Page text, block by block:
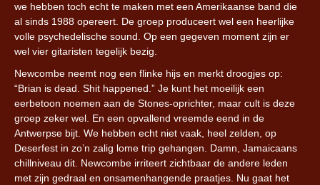
we hebben toch echt te maken met een Amerikaanse band die
al sinds 1988 opereert. De groep produceert wel een heerlijke
volle psychedelische sound. Op een gegeven moment zijn er
wel vier gitaristen tegelijk bezig.
Newcombe neemt nog een flinke hijs en merkt droogjes op:
“Brian is dead. Shit happened.” Je kunt het moeilijk een
eerbetoon noemen aan de Stones-oprichter, maar cult is deze
groep zeker wel. En een opvallend vreemde eend in de
Antwerpse bijt. We hebben echt niet vaak, heel zelden, op
Deserfest in zo’n zalig lome trip gehangen. Damn, Jamaicaans
chillniveau dit. Newcombe irriteert zichtbaar de andere leden
met zijn gedraal en onsamenhangende praatjes. Nu gaat het